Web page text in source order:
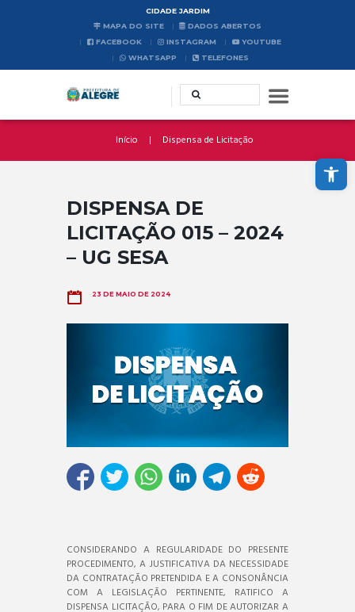
Abrir a barra de ferramentas
CIDADE JARDIM
MAPA DO SITE
DADOS ABERTOS
FACEBOOK
INSTAGRAM
YOUTUBE
WHATSAPP
TELEFONES
Início Dispensa de Licitação
DISPENSA DE
LICITAÇÃO 015 – 2024
– UG SESA
23 DE MAIO DE 2024
CONSIDERANDO A REGULARIDADE DO PRESENTE
PROCEDIMENTO, A JUSTIFICATIVA DA NECESSIDADE
DA CONTRATAÇÃO PRETENDIDA E A CONSONÂNCIA
COM A LEGISLAÇÃO PERTINENTE, RATIFICO A
DISPENSA LICITAÇÃO, PARA O FIM DE AUTORIZAR A